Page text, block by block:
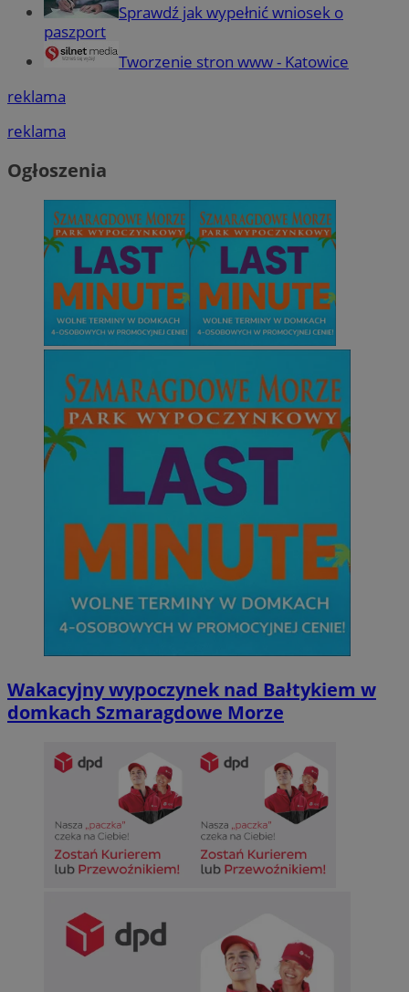
Sprawdź jak wypełnić wniosek o
paszport
Tworzenie stron www - Katowice
reklama
reklama
Ogłoszenia
Wakacyjny wypoczynek nad Bałtykiem w
domkach Szmaragdowe Morze